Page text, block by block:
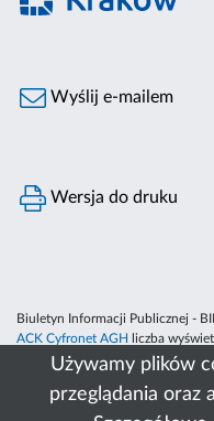
Używamy plików
przeglądania oraz
Wyślij e-mailem
Wersja do druku
Biuletyn Informacji Publicznej -
ACK Cyfronet AGH
liczba